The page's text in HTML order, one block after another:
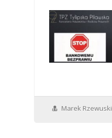
Marek Rzewuski